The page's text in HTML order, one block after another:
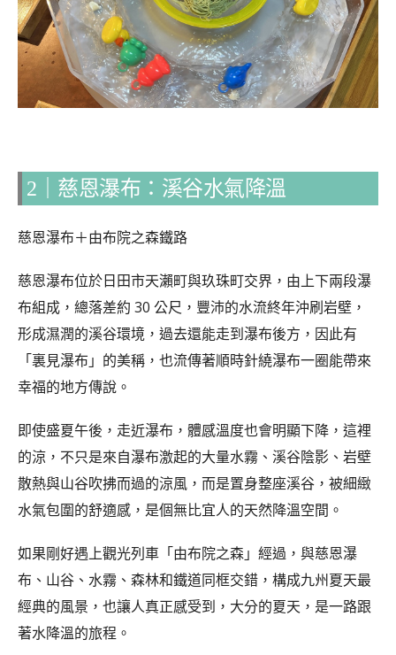
2｜慈恩瀑布：溪谷水氣降溫
慈恩瀑布＋由布院之森鐵路
慈恩瀑布位於日田市天瀨町與玖珠町交界，由上下兩段瀑
布組成，總落差約 30 公尺，豐沛的水流終年沖刷岩壁，
形成濕潤的溪谷環境，過去還能走到瀑布後方，因此有
「裏見瀑布」的美稱，也流傳著順時針繞瀑布一圈能帶來
幸福的地方傳說。
即使盛夏午後，走近瀑布，體感溫度也會明顯下降，這裡
的涼，不只是來自瀑布激起的大量水霧、溪谷陰影、岩壁
散熱與山谷吹拂而過的涼風，而是置身整座溪谷，被細緻
水氣包圍的舒適感，是個無比宜人的天然降溫空間。
如果剛好遇上觀光列車「由布院之森」經過，與慈恩瀑
布、山谷、水霧、森林和鐵道同框交錯，構成九州夏天最
經典的風景，也讓人真正感受到，大分的夏天，是一路跟
著水降溫的旅程。